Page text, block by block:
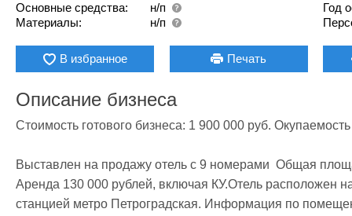
Основные средства:
н/п
Материалы:
н/п
Год
В избранное Печать
Описание бизнеса
Стоимость готового бизнеса: 1 900 000 руб.
Выставлен на продажу отель с 9 номерами  Общая
Аренда 130 000 рублей, включая КУ.Отель расположен
станцией метро Петроградская. Информация по